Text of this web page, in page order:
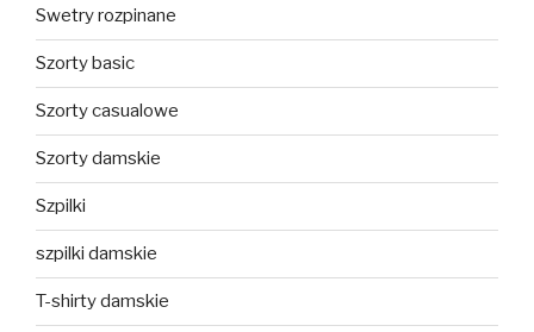
Swetry rozpinane
Szorty basic
Szorty casualowe
Szorty damskie
Szpilki
szpilki damskie
T-shirty damskie